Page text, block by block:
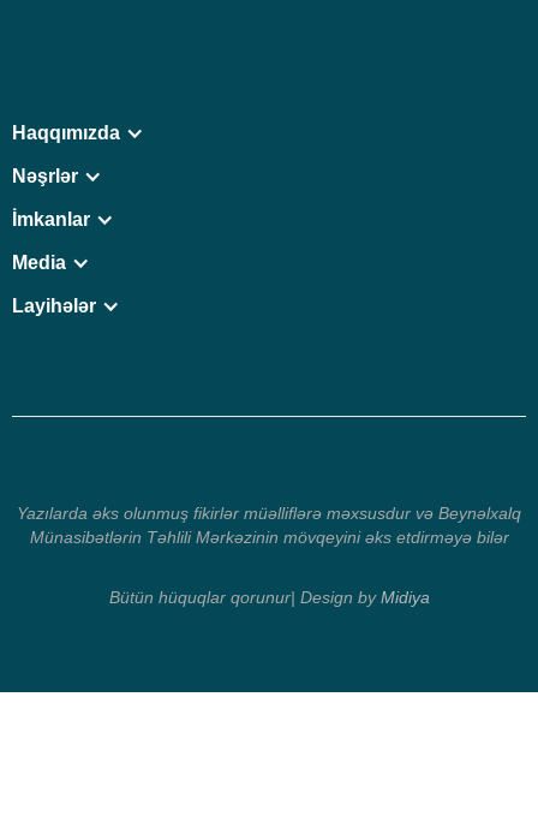
Haqqımızda
Nəşrlər
İmkanlar
Media
Layihələr
Yazılarda əks olunmuş fikirlər müəlliflərə məxsusdur və Beynəlxalq
Münasibətlərin Təhlili Mərkəzinin mövqeyini əks etdirməyə bilər
Bütün hüquqlar qorunur| Design byMidiya